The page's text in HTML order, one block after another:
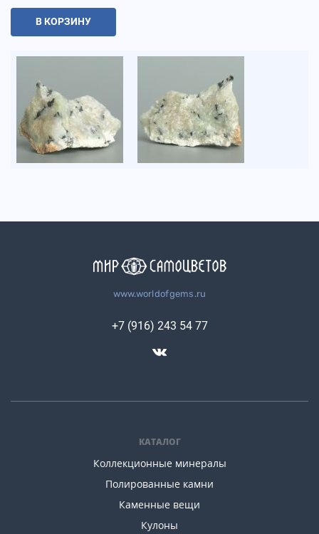
В КОРЗИНУ
www.worldofgems.ru
КАТАЛОГ
Коллекционные минералы
Полированные камни
Каменные вещи
Кулоны
+7 (916) 243 54 77